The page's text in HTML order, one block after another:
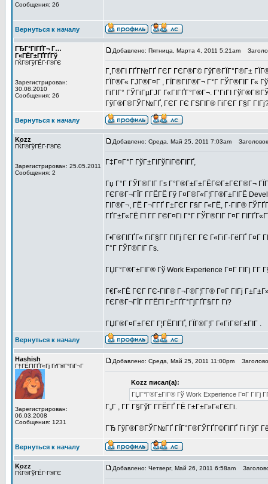
Сообщения: 26
Вернуться к началу
ГЂГ°ГІГҐГ¬ Г…
Г«ГЁГ±ГҐГҐГў
ГЌГ®ГўГЁГ·Г®ГЄ
Зарегистрирован:
30.08.2010
Сообщения: 26
Добавлено: Пятница, Марта 4, 2011 5:21am
Г‚Г®ГІ ГҐГ№ГҐ ГЄГ ГЄГ®Г© ГўГ®ГЇГ°Г®Г± ГЇГ®
ГЇГ®Г« ГЈГ®Г¤Г , ГЇГ®ГІГ®Г¬ Г°Г ГЎГ®ГІГ
ГіГІГ° ГЎГіГµГЈГ Г«ГІГҐГ°Г®Г¬. Г’ГіГІ
ГўГ®Г®ГЎГ№ГҐ, ГЄГ ГЄ ГЅГІГ® ГіГЄГ Г§Г
Вернуться к началу
Kozz
ГЌГ®ГўГЁГ·Г®ГЄ
Зарегистрирован: 25.05.2011
Сообщения: 2
Добавлено: Среда, Май 25, 2011 7:03am
Г‡Г¤Г°Г ГўГ±ГІГўГіГ©ГІГҐ,
Гџ Г°Г ГЎГ®ГІГ Гѕ Г°Г®Г±Г±ГЁГ©Г±ГЄГ®Г¬
ГЄГ®Г¬ГЇГ Г­ГЁГЁ Гў Г¤Г®Г«Г¦Г­Г®Г±ГІГЁ
ГІГ®Г¬, ГЁ Г¬Г­ГҐ Г±ГЄГ Г§Г Г«ГЁ, Г·ГІГ®
ГҐГ±Г«ГЁ Гї Г­Г Г©Г¤Гі Г°Г ГЎГ®ГІГ Г¤Г
Г•Г®ГІГҐГ« ГіГ§Г­Г ГІГј ГЄГ ГЄ Г«ГіГ·ГёГҐ
Г°Г ГЎГ®ГІГ Гѕ.
ГЏГ°Г®Г±ГІГ® Гў Work Experience Г¤Г ГІГј Г­Г
Г€Г«ГЁ ГЄГ ГЄ-ГІГ® Г¬Г®Г¦Г­Г® Г¤Г ГІГј
ГЄГ®Г¬ГЇГ Г­ГЁГї Г±ГҐГ°ГјГҐГ§Г­Г Гї?
ГЏГ®Г¤Г±ГЄГ Г¦ГЁГІГҐ, ГЇГ®Г¦Г Г«ГіГ©Г±ГІГ .
Вернуться к началу
Hashish
Г†ГЁГІГҐГ«Гј ГґГ®Г°ГіГ¬Г
Зарегистрирован:
06.03.2008
Сообщения: 1231
Добавлено: Среда, Май 25, 2011 11:00pm
Kozz писал(а):
ГЏГ°Г®Г±ГІГ® Гў Work Experience Г¤Г ГІГј
Г„Г , Г­Г Г§ГўГ Г­ГЁГҐ ГЁ Г±Г±Г»Г«ГЄГі.
ГЂ ГўГ®Г®ГЎГ№ГҐ ГЇГ°Г®ГЎГҐГ©ГІГҐ Гі ГўГ
Вернуться к началу
Kozz
ГЌГ®ГўГЁГ·Г®ГЄ
Добавлено: Четверг, Май 26, 2011 6:58am